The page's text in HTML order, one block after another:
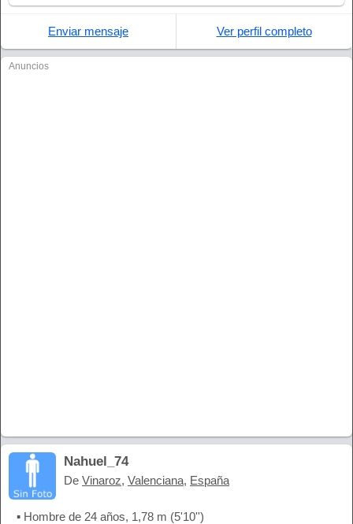
Enviar mensaje Ver perfil completo
Anuncios
Nahuel_74
De Vinaroz, Valenciana, España
▪ Hombre de 24 años, 1,78 m (5'10'')